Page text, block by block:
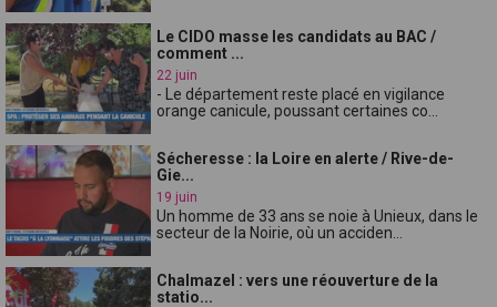
Le CIDO masse les candidats au BAC /
comment ...
22 juin
- Le département reste placé en vigilance
orange canicule, poussant certaines co...
Sécheresse : la Loire en alerte / Rive-de-
Gie...
19 juin
Un homme de 33 ans se noie à Unieux, dans le
secteur de la Noirie, où un acciden...
Chalmazel : vers une réouverture de la
statio...